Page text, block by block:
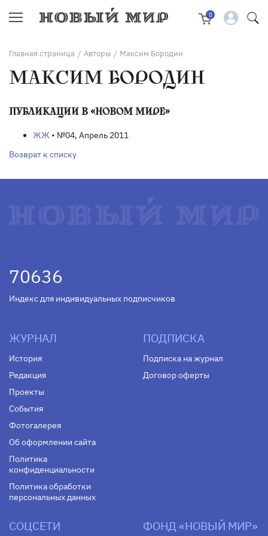
0
Главная страница / Авторы / Максим Бородин
МАКСИМ БОРОДИН
ПУБЛИКАЦИИ В «НОВОМ МИРЕ»
ЖЖ • №04, Апрель 2011
Возврат к списку
70636
Индекс для индивидуальных подписчиков
ЖУРНАЛ
История
Редакция
Проекты
События
Фотогалерея
Об оформлении сайта
Политика
конфиденциальности
Политика обработки
персональных данных
ПОДПИСКА
Подписка на журнал
Договор оферты
СОЦСЕТИ ФОНД «НОВЫЙ МИР»